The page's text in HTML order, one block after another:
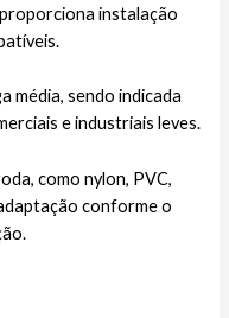
instalação
média, sendo indicada
e industriais leves.
como nylon, PVC,
conforme o